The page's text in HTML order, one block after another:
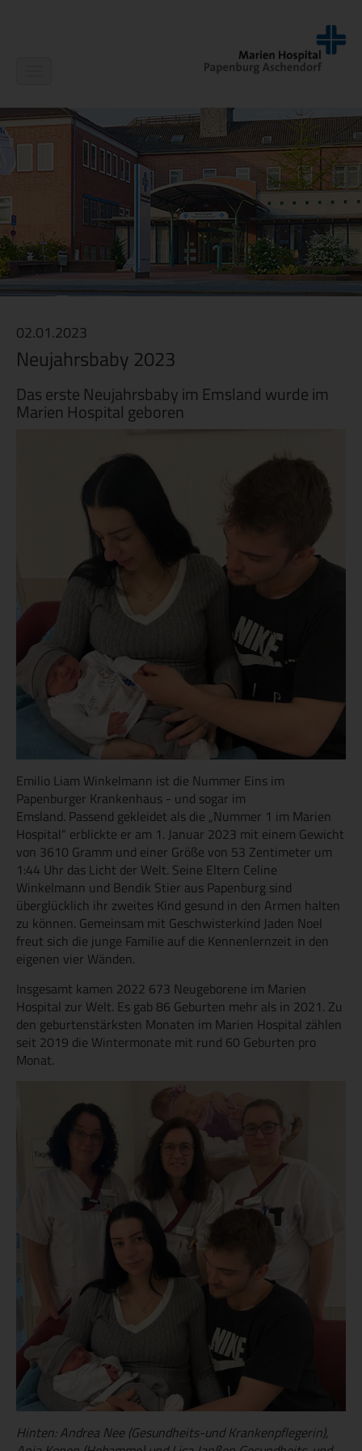
02.01.2023
Neujahrsbaby 2023
Das erste Neujahrsbaby im Emsland wurde im
Marien Hospital geboren
Emilio Liam Winkelmann ist die Nummer Eins im
Papenburger Krankenhaus - und sogar im
Emsland. Passend gekleidet als die „Nummer 1 im Marien
Hospital“ erblickte er am 1. Januar 2023 mit einem Gewicht
von 3610 Gramm und einer Größe von 53 Zentimeter um
1:44 Uhr das Licht der Welt. Seine Eltern Celine
Winkelmann und Bendik Stier aus Papenburg sind
überglücklich ihr zweites Kind gesund in den Armen halten
zu können. Gemeinsam mit Geschwisterkind Jaden Noel
freut sich die junge Familie auf die Kennenlernzeit in den
eigenen vier Wänden.
Insgesamt kamen 2022 673 Neugeborene im Marien
Hospital zur Welt. Es gab 86 Geburten mehr als in 2021. Zu
den geburtenstärksten Monaten im Marien Hospital zählen
seit 2019 die Wintermonate mit rund 60 Geburten pro
Monat.
Hinten: Andrea Nee (Gesundheits-und Krankenpflegerin),